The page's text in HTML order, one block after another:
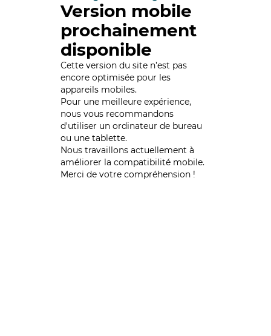
Version mobile
prochainement
disponible
Cette version du site n’est pas
encore optimisée pour les
appareils mobiles.
Pour une meilleure expérience,
nous vous recommandons
d'utiliser un ordinateur de bureau
ou une tablette.
Nous travaillons actuellement à
améliorer la compatibilité mobile.
Merci de votre compréhension !